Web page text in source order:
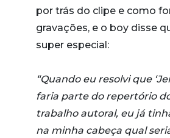
por trás do clipe e como
gravações, e o boy disse
super especial:
“Quando eu resolvi que
faria parte do repertório
trabalho autoral, eu já
na minha cabeça qual